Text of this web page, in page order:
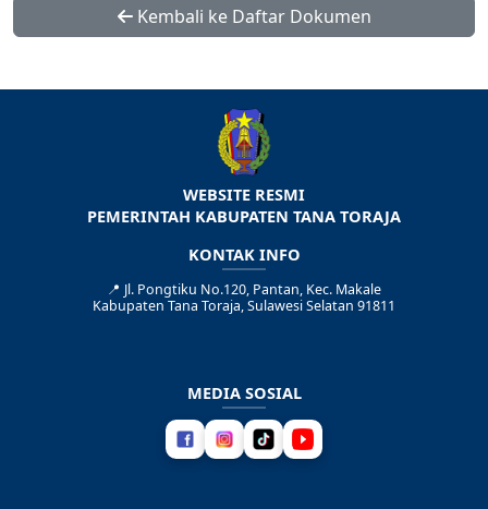
Kembali ke Daftar Dokumen
WEBSITE RESMI
PEMERINTAH KABUPATEN TANA TORAJA
KONTAK INFO
📍 Jl. Pongtiku No.120, Pantan, Kec. Makale
Kabupaten Tana Toraja, Sulawesi Selatan 91811
MEDIA SOSIAL